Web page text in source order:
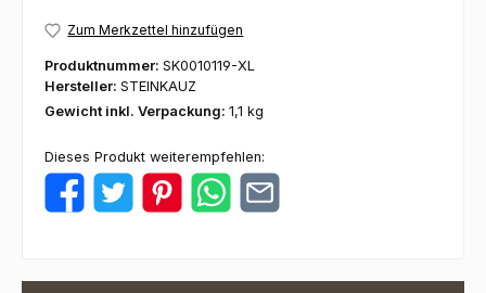
Zum Merkzettel hinzufügen
Produktnummer: SK0010119-XL
Hersteller: STEINKAUZ
Gewicht inkl. Verpackung: 1,1 kg
Dieses Produkt weiterempfehlen: